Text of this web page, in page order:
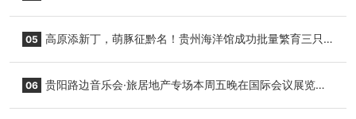
05 高原添新丁，萌豚征黔名！贵州海洋馆成功批量繁育三只
06 贵阳路边音乐会·旅居地产专场本周五晚在国际会议展览中